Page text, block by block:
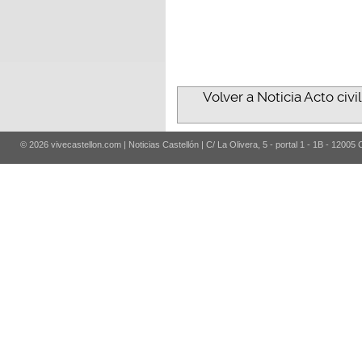
Volver a Noticia Acto
© 2026 vivecastellon.com | Noticias Castellón | C/ La Olivera, 5 - portal 1 - 1B - 12005